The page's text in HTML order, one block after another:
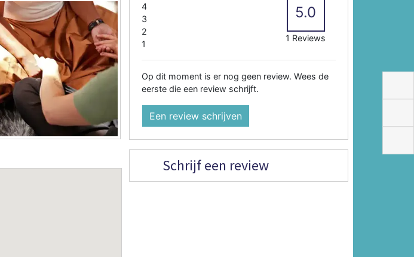
4
3
2
1
5.0
1 Reviews
Op dit moment is er nog geen review. Wees de
eerste die een review schrijft.
Een review schrijven
Schrijf een review